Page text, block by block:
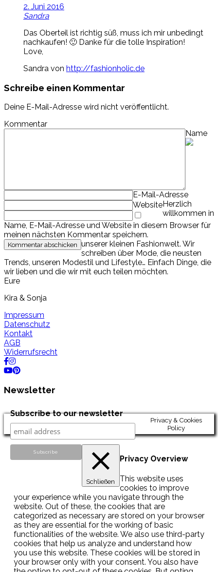
2. Juni 2016
Sandra
Das Oberteil ist richtig süß, muss ich mir unbedingt
nachkaufen! 🙂 Danke für die tolle Inspiration!
Love,
Sandra von http://fashionholic.de
Schreibe einen Kommentar
Deine E-Mail-Adresse wird nicht veröffentlicht.
Kommentar
Name
E-Mail-Adresse
Website
Name, E-Mail-Adresse und Website in diesem Browser für
meinen nächsten Kommentar speichern.
Herzlich
willkommen in
unserer kleinen Fashionwelt. Wir
schreiben über Mode, die neusten
Trends, unseren Modestil und Lifestyle… Einfach Dinge, die
wir lieben und die wir mit euch teilen möchten.
Eure
Kira & Sonja
Impressum
Datenschutz
Kontakt
AGB
Widerrufsrecht
Newsletter
Subscribe to our newsletter
Privacy & Cookies
Policy
Schließen
Privacy Overview
This website uses
cookies to improve
your experience while you navigate through the
website. Out of these, the cookies that are
categorized as necessary are stored on your browser
as they are essential for the working of basic
functionalities of the website. We also use third-party
cookies that help us analyze and understand how
you use this website. These cookies will be stored in
your browser only with your consent. You also have